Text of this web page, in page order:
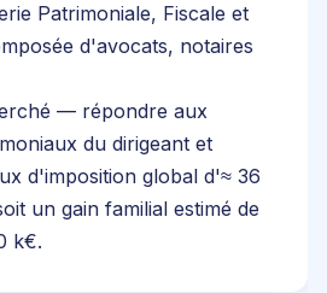
Patrimoniale, Fiscale et
d'avocats, notaires
— répondre aux
du dirigeant et
d'imposition global d'≈ 36
un gain familial estimé de
k€.